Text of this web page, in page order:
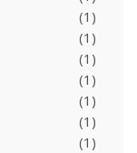
(1)
(1)
(1)
(1)
(1)
(1)
(1)